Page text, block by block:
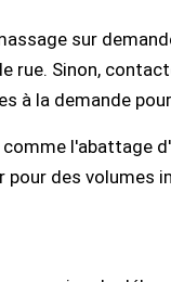
sur
rue. Sinon,
à la demande
l'abattage
pour des volumes